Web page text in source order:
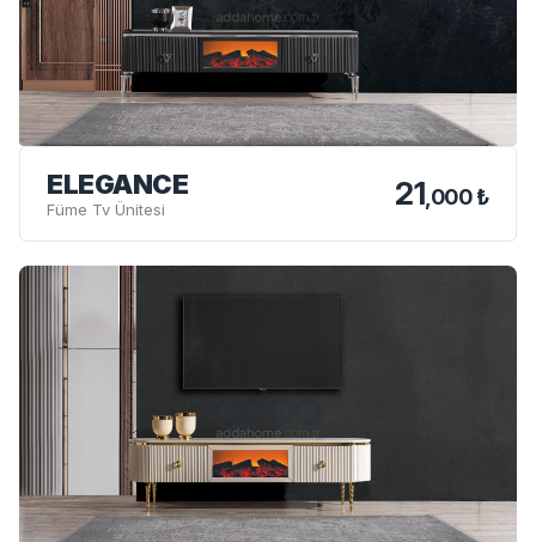
ELEGANCE
Füme Tv Ünitesi 21 ,000 ₺